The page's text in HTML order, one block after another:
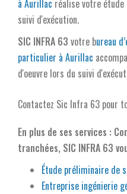
à Aurillac réalise votre
suivi d'exécution.
SIC INFRA 63 votre bureau
particulier à Aurillac
d'oeuvre lors du suivi
Contactez Sic Infra 63 pour
En plus de ses services :
tranchées, SIC INFRA 63
Étude préliminaire de
Entreprise ingénierie